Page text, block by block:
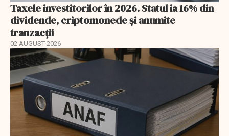
Taxele investitorilor în 2026. Statul ia 16% din
dividende, criptomonede și anumite
tranzacții
02 AUGUST 2026